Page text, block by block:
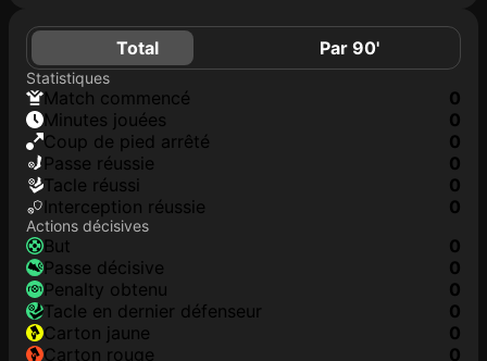
Total Par 90'
Statistiques
match commencé
0
minutes jouées
0
coup de pied arrêté
0
Passe réussie
0
tacle réussi
0
interception réussie
0
Actions décisives
but
0
passe décisive
0
penalty obtenu
0
tacle en dernier défenseur
0
carton jaune
0
carton rouge
0